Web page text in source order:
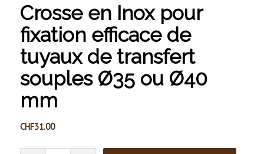
Crosse en Inox pour
fixation efficace de
tuyaux de transfert
souples Ø35 ou Ø40
mm
CHF31.00